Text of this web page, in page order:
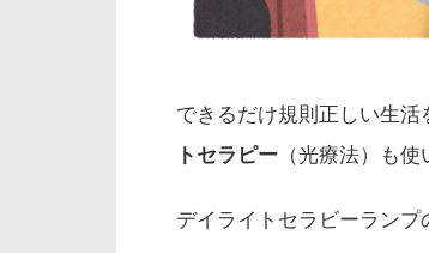
できるだけ規則正しい生
トセラピー （光療法）も使
デイライトセラビーランプ